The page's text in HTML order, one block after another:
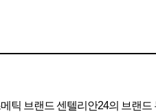
틱 브랜드 센텔리안24의 브랜